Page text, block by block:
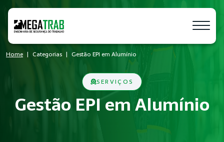
Home Categorias Gestão EPI em Alumínio
SERVIÇOS
Gestão EPI em Alumínio